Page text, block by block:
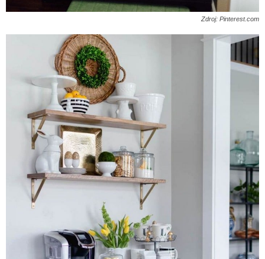
Zdroj: Pinterest.com